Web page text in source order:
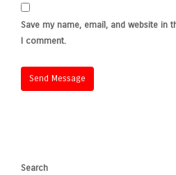
Save my name, email, and website in
I comment.
Search